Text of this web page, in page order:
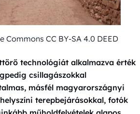
Commons CC BY-SA 4.0 DEED
technológiát alkalmazva érték
csillagászokkal
másfél magyarországnyi
terepbejárásokkal, fotók